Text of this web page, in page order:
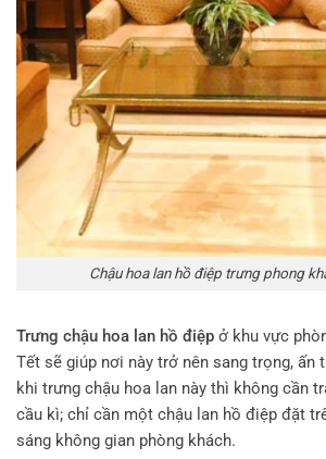
Chậu hoa lan hồ điệp trưng phong
Trưng chậu hoa lan hồ điệp ở khu vực
Tết sẽ giúp nơi này trở nên sang trọng, ấn
khi trưng chậu hoa lan này thì không cần
cầu kì; chỉ cần một chậu lan hồ điệp đặt
sáng không gian phòng khách.